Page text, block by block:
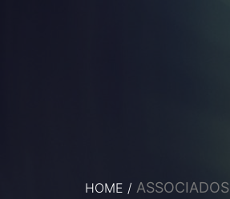
HOME / ASSOCIADOS